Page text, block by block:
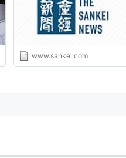
www.sankei.com